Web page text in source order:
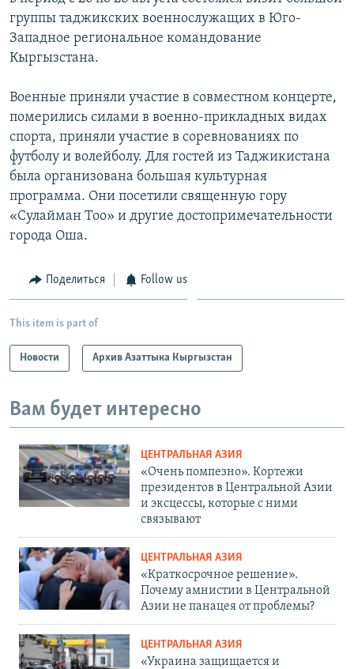
группы таджикских военнослужащих в Юго-
Западное региональное командование
Кыргызстана.
Военные приняли участие в совместном концерте,
померились силами в военно-прикладных видах
спорта, приняли участие в соревнованиях по
футболу и волейболу. Для гостей из Таджикистана
была организована большая культурная
программа. Они посетили священную гору
«Сулайман Тоо» и другие достопримечательности
города Оша.
Поделиться Follow us
This item is part of
Новости Архив Азаттыка Кыргызстан
Вам будет интересно
ЦЕНТРАЛЬНАЯ АЗИЯ
«Очень помпезно». Кортежи
президентов в Центральной Азии
и эксцессы, которые с ними
связывают
ЦЕНТРАЛЬНАЯ АЗИЯ
«Краткосрочное решение».
Почему амнистии в Центральной
Азии не панацея от проблемы?
ЦЕНТРАЛЬНАЯ АЗИЯ
«Украина защищается и